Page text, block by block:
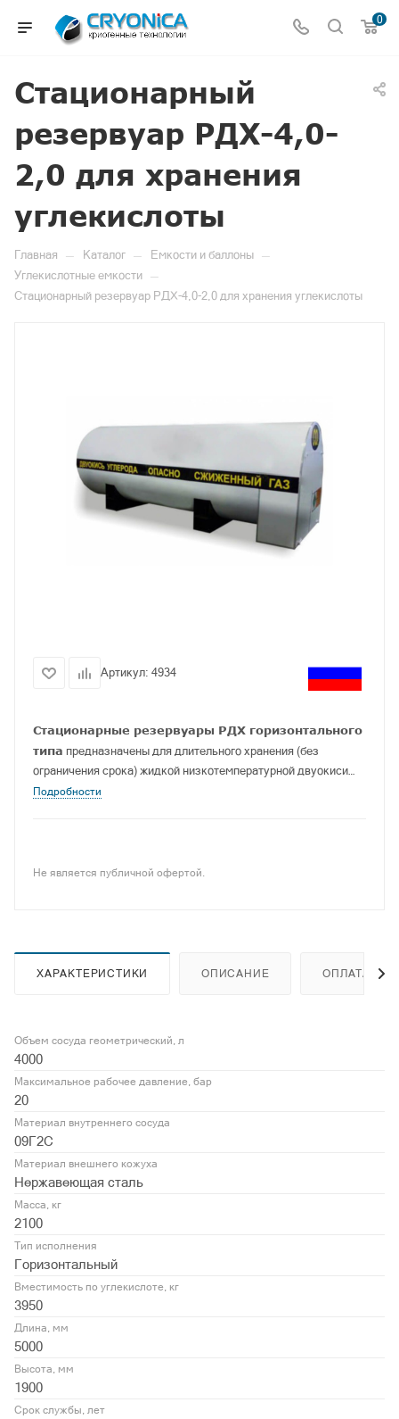
0
Стационарный
резервуар РДХ-4,0-
2,0 для хранения
углекислоты
Главная — Каталог — Емкости и баллоны —
Углекислотные емкости —
Стационарный резервуар РДХ-4,0-2,0 для хранения углекислоты
Артикул: 4934
Стационарные резервуары РДХ горизонтального
типа предназначены для длительного хранения (без
ограничения срока) жидкой низкотемпературной двуокиси
углерода (СО
Подробности
Не является публичной офертой.
ХАРАКТЕРИСТИКИ ОПИСАНИЕ ОПЛАТА
Объем сосуда геометрический, л
4000
Максимальное рабочее давление, бар
20
Материал внутреннего сосуда
09Г2С
Материал внешнего кожуха
Нержавеющая сталь
Масса, кг
2100
Тип исполнения
Горизонтальный
Вместимость по углекислоте, кг
3950
Длина, мм
5000
Высота, мм
1900
Срок службы, лет